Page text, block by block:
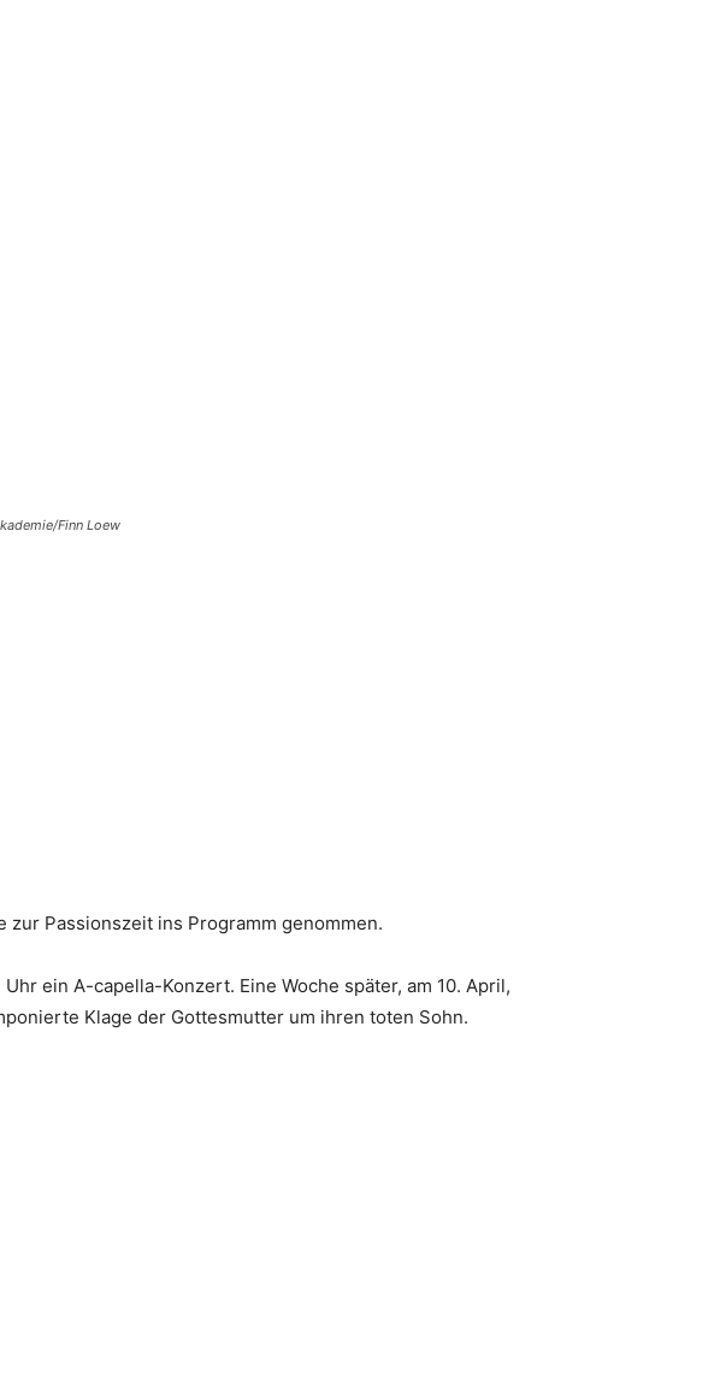
Finn Loew
Passionszeit ins Programm genommen.
ein A-capella-Konzert. Eine Woche später, am 10. April,
Klage der Gottesmutter um ihren toten Sohn.